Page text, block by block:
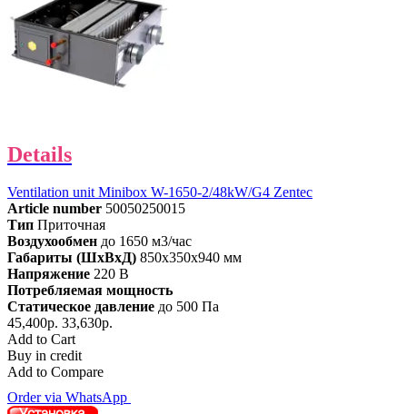
Details
Ventilation unit Minibox W-1650-2/48kW/G4 Zentec
Article number 50050250015
Тип Приточная
Воздухообмен до 1650 м3/час
Габариты (ШхВхД) 850x350x940 мм
Напряжение 220 В
Потребляемая мощность
Статическое давление до 500 Па
45,400р. 33,630р.
Add to Cart
Buy in credit
Add to Compare
Order via WhatsApp